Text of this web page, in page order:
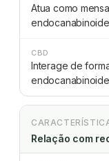
Atua como
endocanabinoide
CBD
Interage de
Relação com